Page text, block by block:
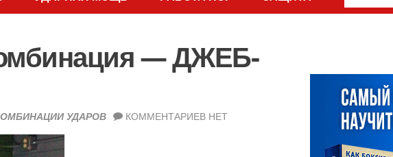
по
боксу
— ДЖЕБ-
УДАРОВ КОММЕНТАРИЕВ НЕТ
Sidebar